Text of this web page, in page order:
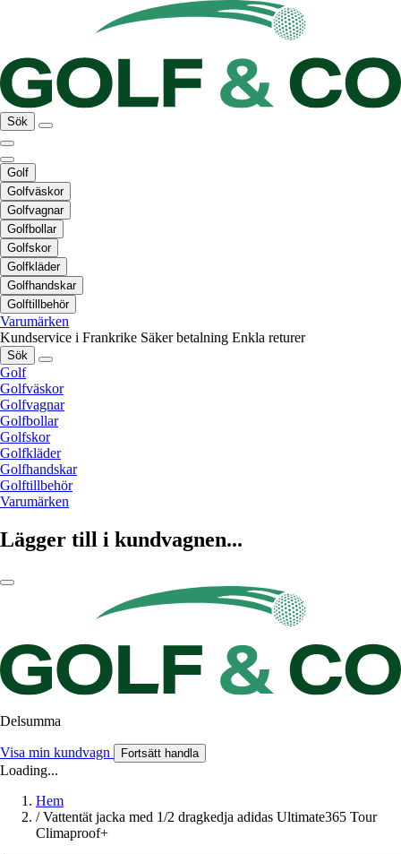
Sök
Golf
Golfväskor
Golfvagnar
Golfbollar
Golfskor
Golfkläder
Golfhandskar
Golftillbehör
Varumärken
Kundservice i Frankrike Säker betalning Enkla returer
Sök
Golf
Golfväskor
Golfvagnar
Golfbollar
Golfskor
Golfkläder
Golfhandskar
Golftillbehör
Varumärken
Lägger till i kundvagnen...
Delsumma
Visa min kundvagn Fortsätt handla
Loading...
Hem
/ Vattentät jacka med 1/2 dragkedja adidas Ultimate365 Tour
Climaproof+